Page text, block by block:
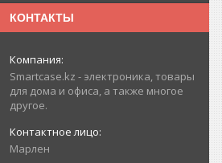
КОНТАКТЫ
Smartcase.kz - электроника, товары
для дома и офиса, а также многое
другое.
Марлен